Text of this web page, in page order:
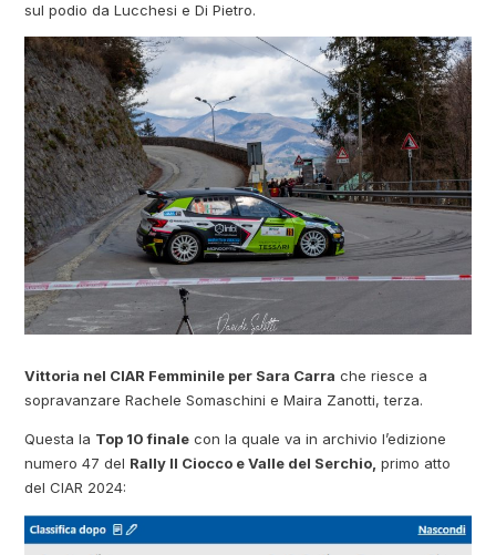
sul podio da Lucchesi e Di Pietro.
Vittoria nel CIAR Femminile per Sara Carra che riesce a
sopravanzare Rachele Somaschini e Maira Zanotti, terza.
Questa la Top 10 finale con la quale va in archivio l’edizione
numero 47 del Rally Il Ciocco e Valle del Serchio, primo atto
del CIAR 2024: